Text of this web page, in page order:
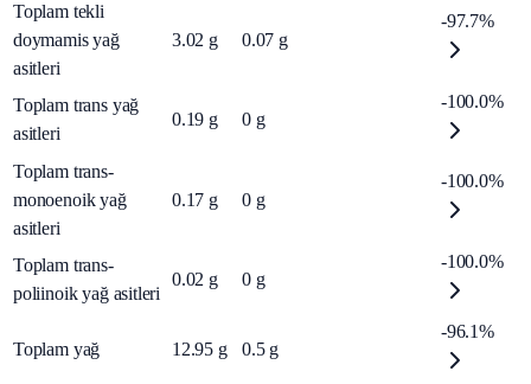
Toplam tekli
doymamis yağ
asitleri
3.02 g 0.07 g
-97.7%
Toplam trans yağ
asitleri
0.19 g 0 g
-100.0%
Toplam trans-
monoenoik yağ
asitleri
0.17 g 0 g
-100.0%
Toplam trans-
poliinoik yağ asitleri
0.02 g 0 g
-100.0%
Toplam yağ 12.95 g 0.5 g
-96.1%